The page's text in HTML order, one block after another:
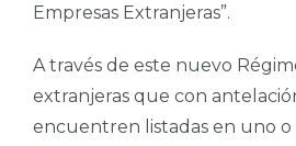
Empresas Extranjeras”.
A través de este nuevo
extranjeras que con
encuentren listadas en uno o